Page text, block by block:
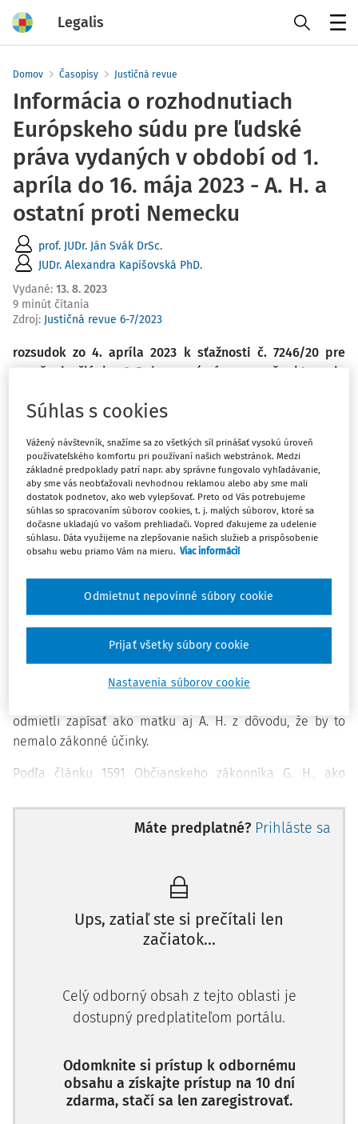
Legalis
Domov Časopisy Justičná revue
Informácia o rozhodnutiach
Európskeho súdu pre ľudské
práva vydaných v období od 1.
apríla do 16. mája 2023 - A. H. a
ostatní proti Nemecku
prof. JUDr. Ján Svák DrSc.
JUDr. Alexandra Kapišovská PhD.
Vydané: 13. 8. 2023
9 minút čítania
Zdroj: Justičná revue 6-7/2023
rozsudok zo 4. apríla 2023 k sťažnosti č. 7246/20 pre
porušenie článku 8 Dohovoru (právo
na rešpektovanie
uviesť transrodovéhorodiča v rodnom liste dieťaťa ako
Sťažovatelia, A. H., G. H. a L. D. H. sú občania Nemecka, Izraela a
Spojeného kráľovstva, ktorí sa narodili v rokoch 1979, 1976 a 2015 a žijú
v meste Berlín. Prvá sťažovateľka, A. H., sa narodila ako muž. Dňa 19.
júla 2012 Okresný súd v Schönebergu v Berlíne uznal, že v súčasnosti
je ženou.
Dňa 23. marca 2015 A. H. uznala svoje materstvo k ešte
nenarodenému dieťaťu (L. D. H., tretiemu sťažovateľovi)
16. júna 2015 G. H. porodila dieťa, ktoré bolo počaté zo
spermií A. H. Dňa 15. júla 2015 na matrike informovali
sťažovateľov, že na matrike zapísali narodenie L. D. H. V
odmietli zapísať ako matku aj A. H. z dôvodu, že by to
nemalo zákonné účinky.
Podľa článku 1591 Občianskeho zákonníka G. H., ako
Dňa 28. júla 2015 obe sťažovateľky podali žalobu na
Okresný súd v Schönebergu, ktorou sa
Máte predplatné? Prihláste sa
Ups, zatiaľ ste si prečítali len
začiatok...
Celý odborný obsah z tejto oblasti je
dostupný predplatiteľom portálu.
Odomknite si prístup k odbornému
obsahu a získajte prístup na 10 dní
zdarma, stačí sa len zaregistrovať.
Súhlas s cookies
Vážený návštevník, snažíme sa zo všetkých síl prinášať vysokú úroveň
používateľského komfortu pri používaní našich webstránok. Medzi
základné predpoklady patrí napr. aby správne fungovalo vyhľadávanie,
aby sme vás neobťažovali nevhodnou reklamou alebo aby sme mali
dostatok podnetov, ako web vylepšovať. Preto od Vás potrebujeme
súhlas so spracovaním súborov cookies, t. j. malých súborov, ktoré sa
dočasne ukladajú vo vašom prehliadači. Vopred ďakujeme za udelenie
súhlasu. Dáta využijeme na zlepšovanie našich služieb a prispôsobenie
obsahu webu priamo Vám na mieru. Viac informácií
Nastavenia súborov cookie
Odmietnut nepovinné súbory cookie
Prijať všetky súbory cookie